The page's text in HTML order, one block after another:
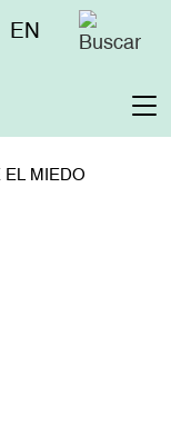
Menú
EN
EL MIEDO